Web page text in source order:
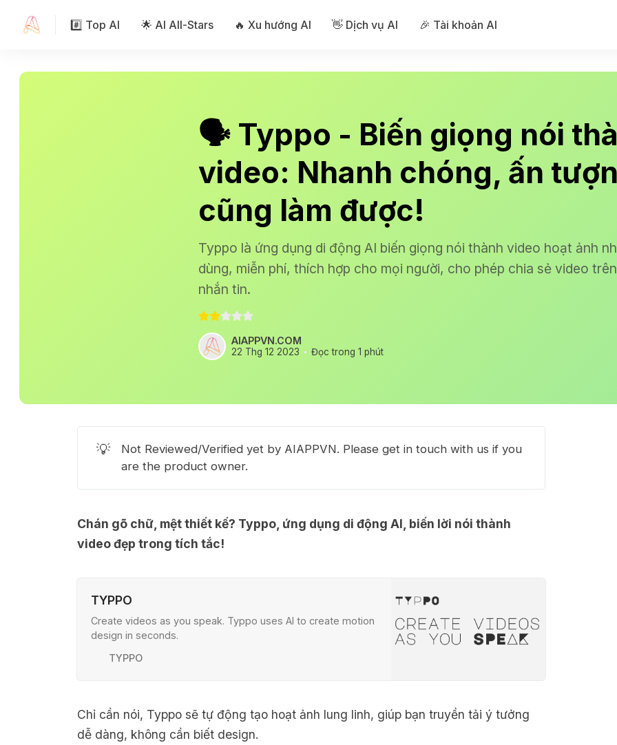
#️⃣ Top AI 🌟 AI All-Stars 🔥 Xu hướng AI 👋 Dịch vụ AI 🎉 Tài khoản AI
🗣️ Typpo - Biến giọng nói
video: Nhanh chóng, ấn
cũng làm được!
Typpo là ứng dụng di động AI biến giọng nói thành video hoạt ảnh
dùng, miễn phí, thích hợp cho mọi người, cho phép chia sẻ video
nhắn tin.
AIAPPVN.COM
22 Thg 12 2023 Đọc trong 1 phút
💡
Not Reviewed/Verified yet by AIAPPVN. Please get in touch with us if you
are the product owner.
Chán gõ chữ, mệt thiết kế? Typpo, ứng dụng di động AI, biến lời nói thành
video đẹp trong tích tắc!
TYPPO
Create videos as you speak. Typpo uses AI to create motion
design in seconds.
TYPPO
Chỉ cần nói, Typpo sẽ tự động tạo hoạt ảnh lung linh, giúp bạn truyền tải ý tưởng
dễ dàng, không cần biết design.